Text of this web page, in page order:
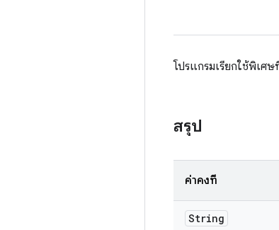
โปรแกรมเรียกใช้พิเศ
สรุป
ค่าคงที่
String